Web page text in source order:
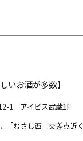
いお酒が多数】
1 アイビス武蔵1F
「むさし西」交差点近く